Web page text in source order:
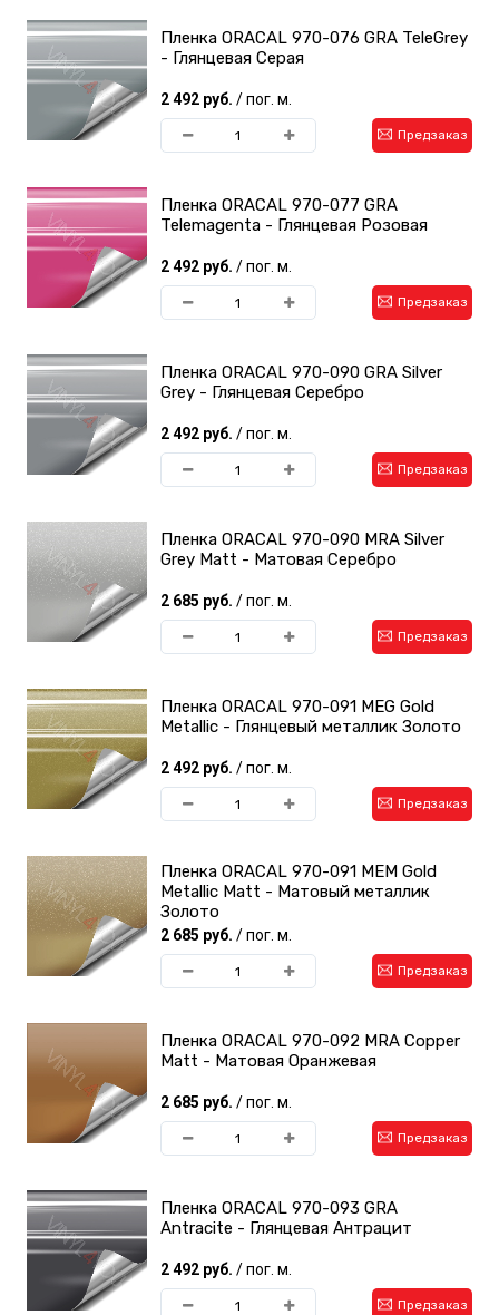
Пленка ORACAL 970-076 GRA TeleGrey
- Глянцевая Серая
2 492 руб. / пог. м.
Предзаказ
Пленка ORACAL 970-077 GRA
Telemagenta - Глянцевая Розовая
2 492 руб. / пог. м.
Предзаказ
Пленка ORACAL 970-090 GRA Silver
Grey - Глянцевая Серебро
2 492 руб. / пог. м.
Предзаказ
Пленка ORACAL 970-090 MRA Silver
Grey Matt - Матовая Серебро
2 685 руб. / пог. м.
Предзаказ
Пленка ORACAL 970-091 MEG Gold
Metallic - Глянцевый металлик Золото
2 492 руб. / пог. м.
Предзаказ
Пленка ORACAL 970-091 MEM Gold
Metallic Matt - Матовый металлик
Золото
2 685 руб. / пог. м.
Предзаказ
Пленка ORACAL 970-092 MRA Copper
Matt - Матовая Оранжевая
2 685 руб. / пог. м.
Предзаказ
Пленка ORACAL 970-093 GRA
Antracite - Глянцевая Антрацит
2 492 руб. / пог. м.
Предзаказ